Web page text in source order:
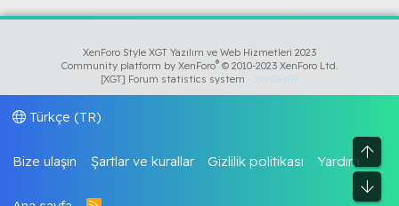
Üst
Alt
XenForo Style XGT Yazılım ve Web Hizmetleri 2023
Community platform by XenForo® © 2010-2023 XenForo Ltd.
[XGT] Forum statistics system - XenGenTr
Türkçe (TR)
Bize ulaşın Şartlar ve kurallar Gizlilik politikası Yardım